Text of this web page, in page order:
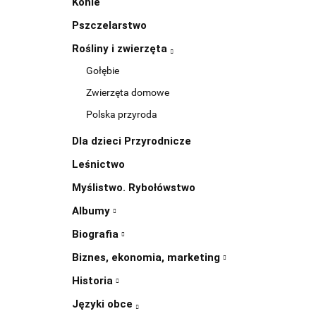
Pszczelarstwo
Rośliny i zwierzęta
Gołębie
Zwierzęta domowe
Polska przyroda
Dla dzieci Przyrodnicze
Leśnictwo
Myślistwo. Rybołówstwo
Albumy
Biografia
Biznes, ekonomia, marketing
Historia
Języki obce